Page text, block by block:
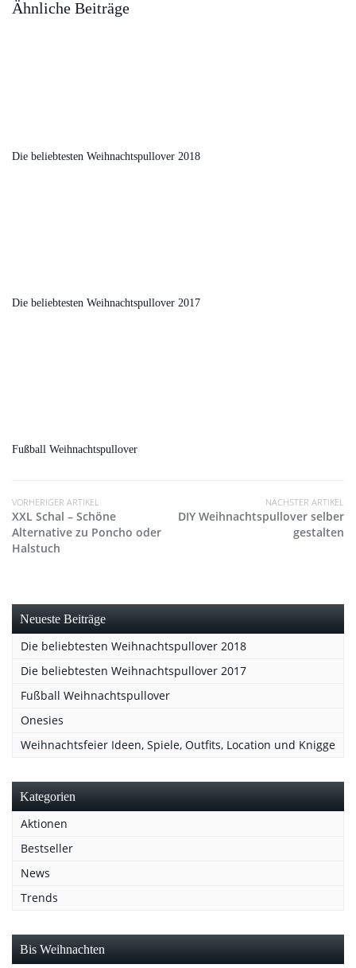
Ähnliche Beiträge
Die beliebtesten Weihnachtspullover 2018
Die beliebtesten Weihnachtspullover 2017
Fußball Weihnachtspullover
VORHERIGER ARTIKEL
XXL Schal – Schöne
Alternative zu Poncho oder
Halstuch
NÄCHSTER ARTIKEL
DIY Weihnachtspullover selber
gestalten
Neueste Beiträge
Die beliebtesten Weihnachtspullover 2018
Die beliebtesten Weihnachtspullover 2017
Fußball Weihnachtspullover
Onesies
Weihnachtsfeier Ideen, Spiele, Outfits, Location und Knigge
Kategorien
Aktionen
Bestseller
News
Trends
Bis Weihnachten